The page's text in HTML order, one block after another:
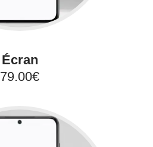
Écran
79.00€